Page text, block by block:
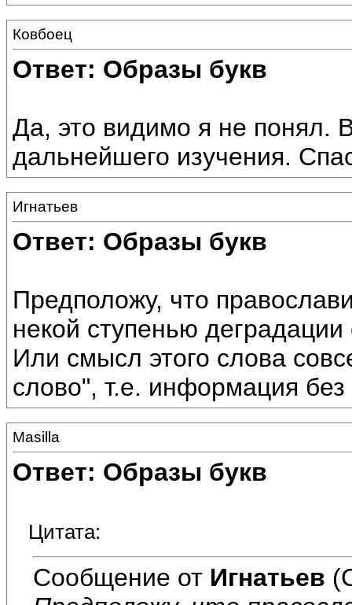
Ковбоец
Ответ: Образы букв
Да, это видимо я не понял.
дальнейшего изучения.
Игнатьев
Ответ: Образы букв
Предположу, что
некой ступенью
Или смысл этого слова
слово", т.е. информация
Masilla
Ответ: Образы букв
Цитата:
Сообщение от Игнатьев